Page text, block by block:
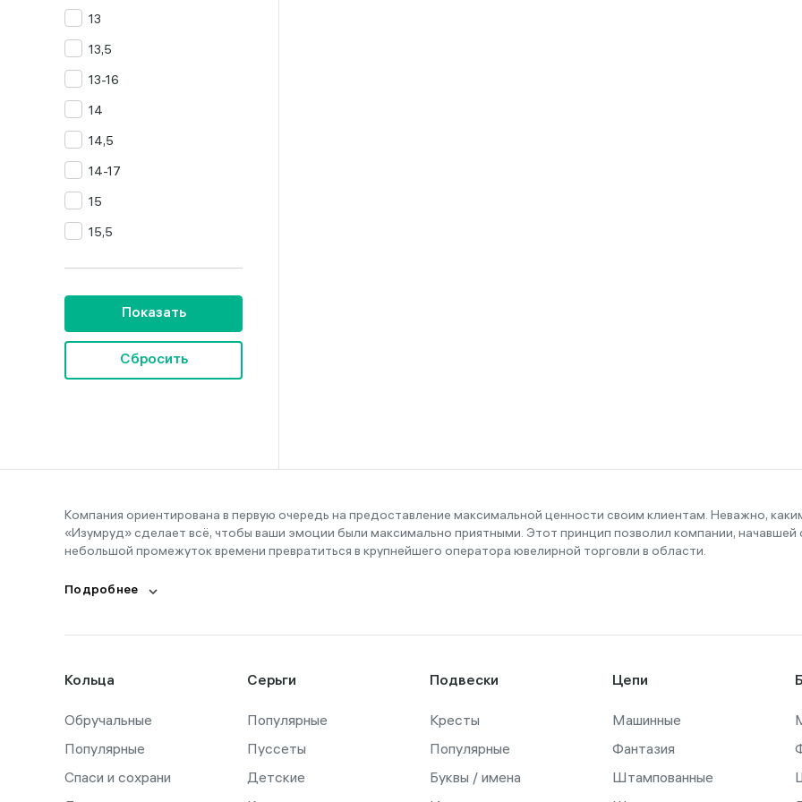
Цитрин
Янтарь
13
13,5
13-16
14
14,5
14-17
15
15,5
16,5
16,5-20
16,5-23,5
16-18
16-20
17,5
18
18,5
18-19
18-21,5
Показать
Сбросить
Компания ориентирована в первую очередь на предоставление максимальной ценности своим клиентам. Неважно,
«Изумруд» сделает всё, чтобы ваши эмоции были максимально приятными. Этот принцип позволил компании, начавшей
небольшой промежуток времени превратиться в крупнейшего оператора ювелирной торговли в области.
Подробнее
Кольца
Обручальные
Популярные
Спаси и сохрани
Серьги
Популярные
Пуссеты
Детские
Подвески
Кресты
Популярные
Буквы / имена
Цепи
Машинные
Фантазия
Штампованные